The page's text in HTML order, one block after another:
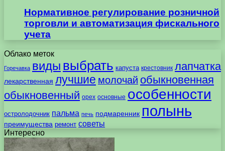
Нормативное регулирование розничной
торговли и автоматизация фискального
учета
Облако меток
Горечавка виды выбрать капуста крестовник лапчатка
лекарственная лучшие молочай обыкновенная
обыкновенный орех основные особенности
остролодочник пальма печь подмаренник полынь
преимущества ремонт советы
Интересно